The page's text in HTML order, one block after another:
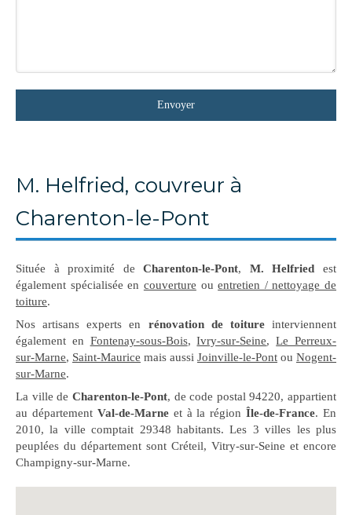
Envoyer
M. Helfried, couvreur à
Charenton-le-Pont
Située à proximité deCharenton-le-Pont, M. Helfried est
également spécialisée en couverture ouentretien / nettoyage de
toiture.
Nos artisans experts en rénovation de toitureinterviennent
également en Fontenay-sous-Bois,Ivry-sur-Seine,Le Perreux-
sur-Marne, Saint-Maurice mais aussi Joinville-le-Pont ou Nogent-
sur-Marne.
La ville de Charenton-le-Pont, de code postal 94220, appartient
au département Val-de-Marneet à la régionÎle-de-France. En
2010, la ville comptait 29348 habitants. Les 3 villes les plus
peuplées du département sont Créteil, Vitry-sur-Seine et encore
Champigny-sur-Marne.